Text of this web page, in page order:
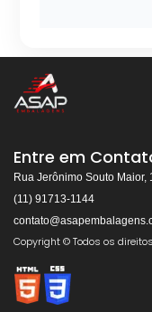
👋Olá! Bem-
Somos
Envolvedoras,
Selos para Fitas
Entre em
Rua Jerônimo Souto
(11) 91713-1144
Copyright © Todos os